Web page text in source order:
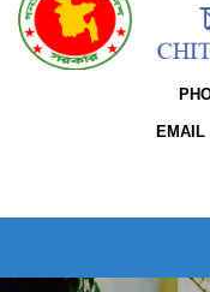
EMAIL